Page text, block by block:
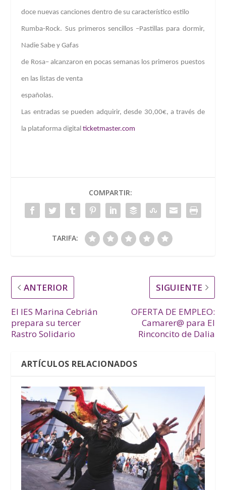
doce nuevas canciones dentro de su característico estilo
Rumba-Rock. Sus primeros sencillos –Pastillas para dormir,
Nadie Sabe y Gafas
de Rosa– alcanzaron en pocas semanas los primeros puestos
en las listas de venta
españolas.
Las entradas se pueden adquirir, desde 30,00€, a través de
la plataforma digitalticketmaster.com
COMPARTIR:
TARIFA:
ANTERIOR
El IES Marina Cebrián
prepara su tercer
Rastro Solidario
SIGUIENTE
OFERTA DE EMPLEO:
Camarer@ para El
Rinconcito de Dalia
ARTÍCULOS RELACIONADOS